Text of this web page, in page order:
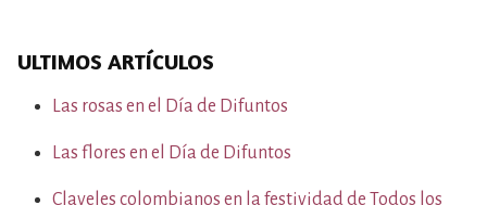
ULTIMOS ARTÍCULOS
Las rosas en el Día de Difuntos
Las flores en el Día de Difuntos
Claveles colombianos en la festividad de Todos los